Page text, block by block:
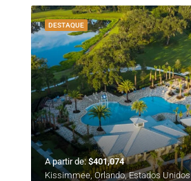
DESTAQUE
A partir de:$401,074
Kissimmee, Orlando, Estados Unidos